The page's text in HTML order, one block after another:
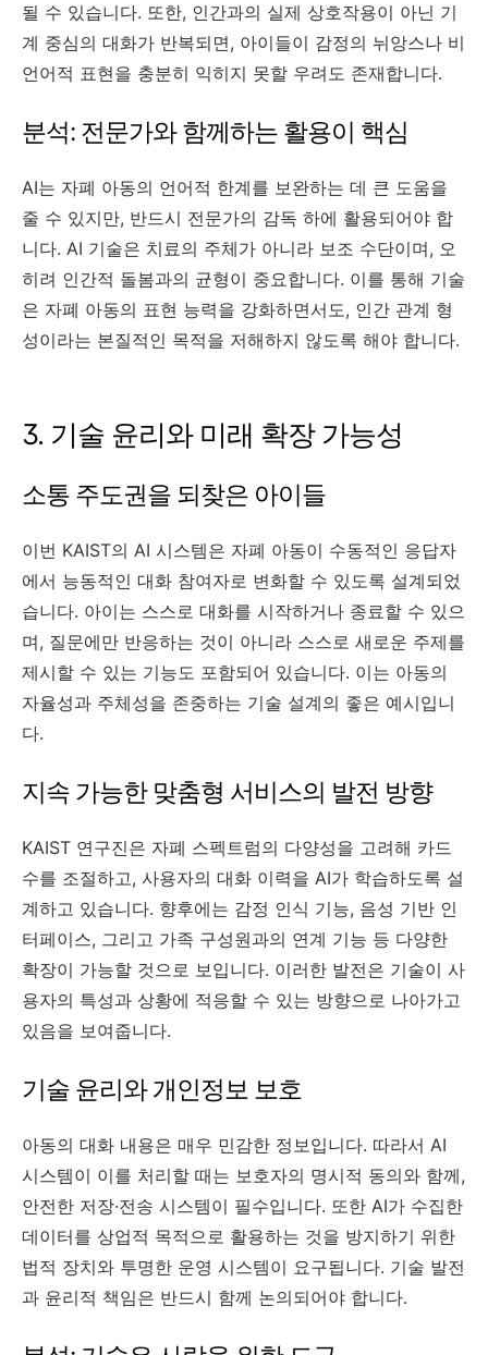
될 수 있습니다. 또한, 인간과의 실제 상호작용이 아닌 기
계 중심의 대화가 반복되면, 아이들이 감정의 뉘앙스나 비
언어적 표현을 충분히 익히지 못할 우려도 존재합니다.
분석: 전문가와 함께하는 활용이 핵심
AI는 자폐 아동의 언어적 한계를 보완하는 데 큰 도움을
줄 수 있지만, 반드시 전문가의 감독 하에 활용되어야 합
니다. AI 기술은 치료의 주체가 아니라 보조 수단이며, 오
히려 인간적 돌봄과의 균형이 중요합니다. 이를 통해 기술
은 자폐 아동의 표현 능력을 강화하면서도, 인간 관계 형
성이라는 본질적인 목적을 저해하지 않도록 해야 합니다.
3. 기술 윤리와 미래 확장 가능성
소통 주도권을 되찾은 아이들
이번 KAIST의 AI 시스템은 자폐 아동이 수동적인 응답자
에서 능동적인 대화 참여자로 변화할 수 있도록 설계되었
습니다. 아이는 스스로 대화를 시작하거나 종료할 수 있으
며, 질문에만 반응하는 것이 아니라 스스로 새로운 주제를
제시할 수 있는 기능도 포함되어 있습니다. 이는 아동의
자율성과 주체성을 존중하는 기술 설계의 좋은 예시입니
다.
지속 가능한 맞춤형 서비스의 발전 방향
KAIST 연구진은 자폐 스펙트럼의 다양성을 고려해 카드
수를 조절하고, 사용자의 대화 이력을 AI가 학습하도록 설
계하고 있습니다. 향후에는 감정 인식 기능, 음성 기반 인
터페이스, 그리고 가족 구성원과의 연계 기능 등 다양한
확장이 가능할 것으로 보입니다. 이러한 발전은 기술이 사
용자의 특성과 상황에 적응할 수 있는 방향으로 나아가고
있음을 보여줍니다.
기술 윤리와 개인정보 보호
아동의 대화 내용은 매우 민감한 정보입니다. 따라서 AI
시스템이 이를 처리할 때는 보호자의 명시적 동의와 함께,
안전한 저장·전송 시스템이 필수입니다. 또한 AI가 수집한
데이터를 상업적 목적으로 활용하는 것을 방지하기 위한
법적 장치와 투명한 운영 시스템이 요구됩니다. 기술 발전
과 윤리적 책임은 반드시 함께 논의되어야 합니다.